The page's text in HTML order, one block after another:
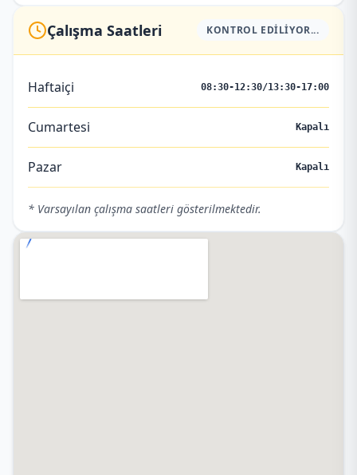
Çalışma Saatleri KONTROL EDILIYOR...
Haftaiçi 08:30-12:30/13:30-17:00
Cumartesi Kapalı
Pazar Kapalı
* Varsayılan çalışma saatleri gösterilmektedir.